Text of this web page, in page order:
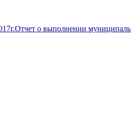
Отчет о выполнении